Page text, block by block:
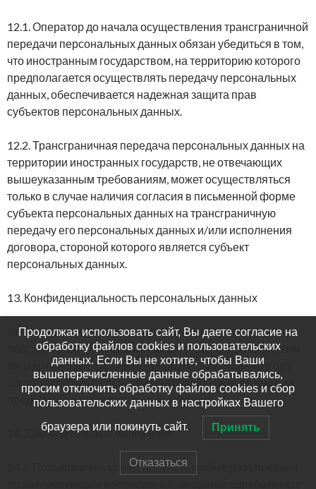
12.1. Оператор до начала осуществления трансграничной
передачи персональных данных обязан убедиться в том,
что иностранным государством, на территорию которого
предполагается осуществлять передачу персональных
данных, обеспечивается надежная защита прав
субъектов персональных данных.
12.2. Трансграничная передача персональных данных на
территории иностранных государств, не отвечающих
вышеуказанным требованиям, может осуществляться
только в случае наличия согласия в письменной форме
субъекта персональных данных на трансграничную
передачу его персональных данных и/или исполнения
договора, стороной которого является субъект
персональных данных.
13. Конфиденциальность персональных данных
Оператор и иные лица, получившие доступ к
персональным данным, обязаны не раскрывать третьим
лицам и не распространять персональные данные без
согласия субъекта персональных данных, если иное не
предусмотрено федеральным законом.
14. Заключительные положения
14.1. Пользователь может получить любые разъяснения
Продолжая использовать сайт, Вы даете согласие на
обработку файлов cookies и пользовательских
данных. Если Вы не хотите, чтобы Ваши
вышеперечисленные данные обрабатывались,
просим отключить обработку файлов cookies и сбор
пользовательских данных в настройках Вашего
браузера или покинуть сайт. Принять
Отказаться